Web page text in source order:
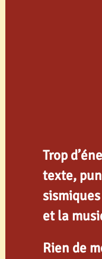
Trop
texte,
et la
Rien de